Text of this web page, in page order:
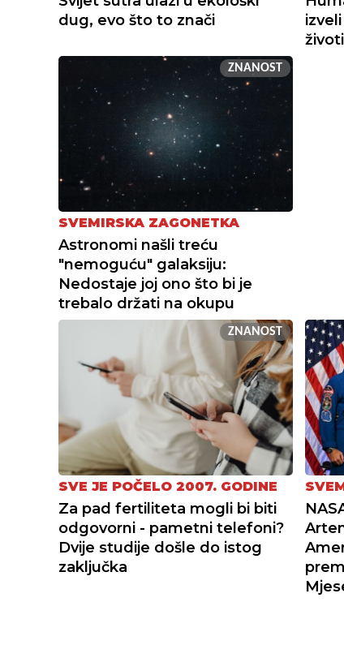
dug, evo što to znači
ZNANOST
SVEMIRSKA ZAGONETKA
Astronomi našli treću
"nemoguću" galaksiju:
Nedostaje joj ono što bi je
trebalo držati na okupu
ZNANOST
SVE JE POČELO 2007. GODINE
Za pad fertiliteta mogli bi biti
odgovorni - pametni telefoni?
Dvije studije došle do istog
zaključka